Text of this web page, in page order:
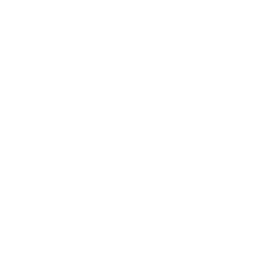
acestuia se va genera un cod QR necesar la intrarea in tara.